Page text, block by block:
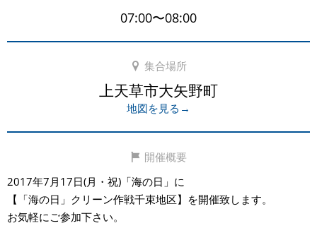
07:00〜08:00
集合場所
上天草市大矢野町
地図を見る→
開催概要
2017年7月17日(月・祝)「海の日」に
【「海の日」クリーン作戦千束地区】を開催致します。
お気軽にご参加下さい。